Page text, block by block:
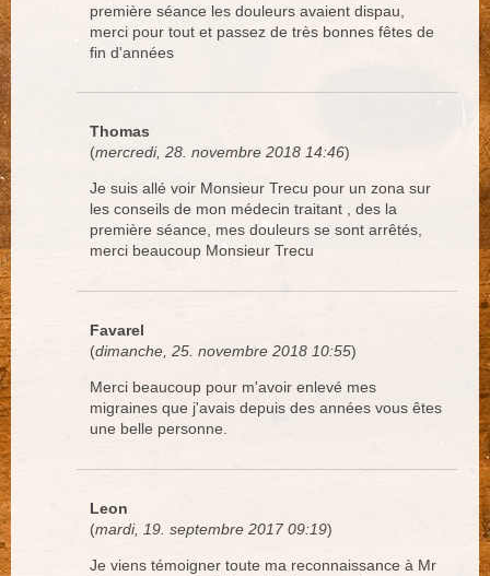
première séance les douleurs avaient dispau,
merci pour tout et passez de très bonnes fêtes de
fin d'années
Thomas
(mercredi, 28. novembre 2018 14:46)
Je suis allé voir Monsieur Trecu pour un zona sur
les conseils de mon médecin traitant , des la
première séance, mes douleurs se sont arrêtés,
merci beaucoup Monsieur Trecu
Favarel
(dimanche, 25. novembre 2018 10:55)
Merci beaucoup pour m'avoir enlevé mes
migraines que j'avais depuis des années vous êtes
une belle personne.
Leon
(mardi, 19. septembre 2017 09:19)
Je viens témoigner toute ma reconnaissance à Mr